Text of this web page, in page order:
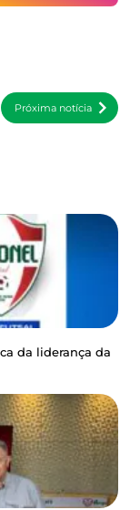
Próxima notícia
da liderança da